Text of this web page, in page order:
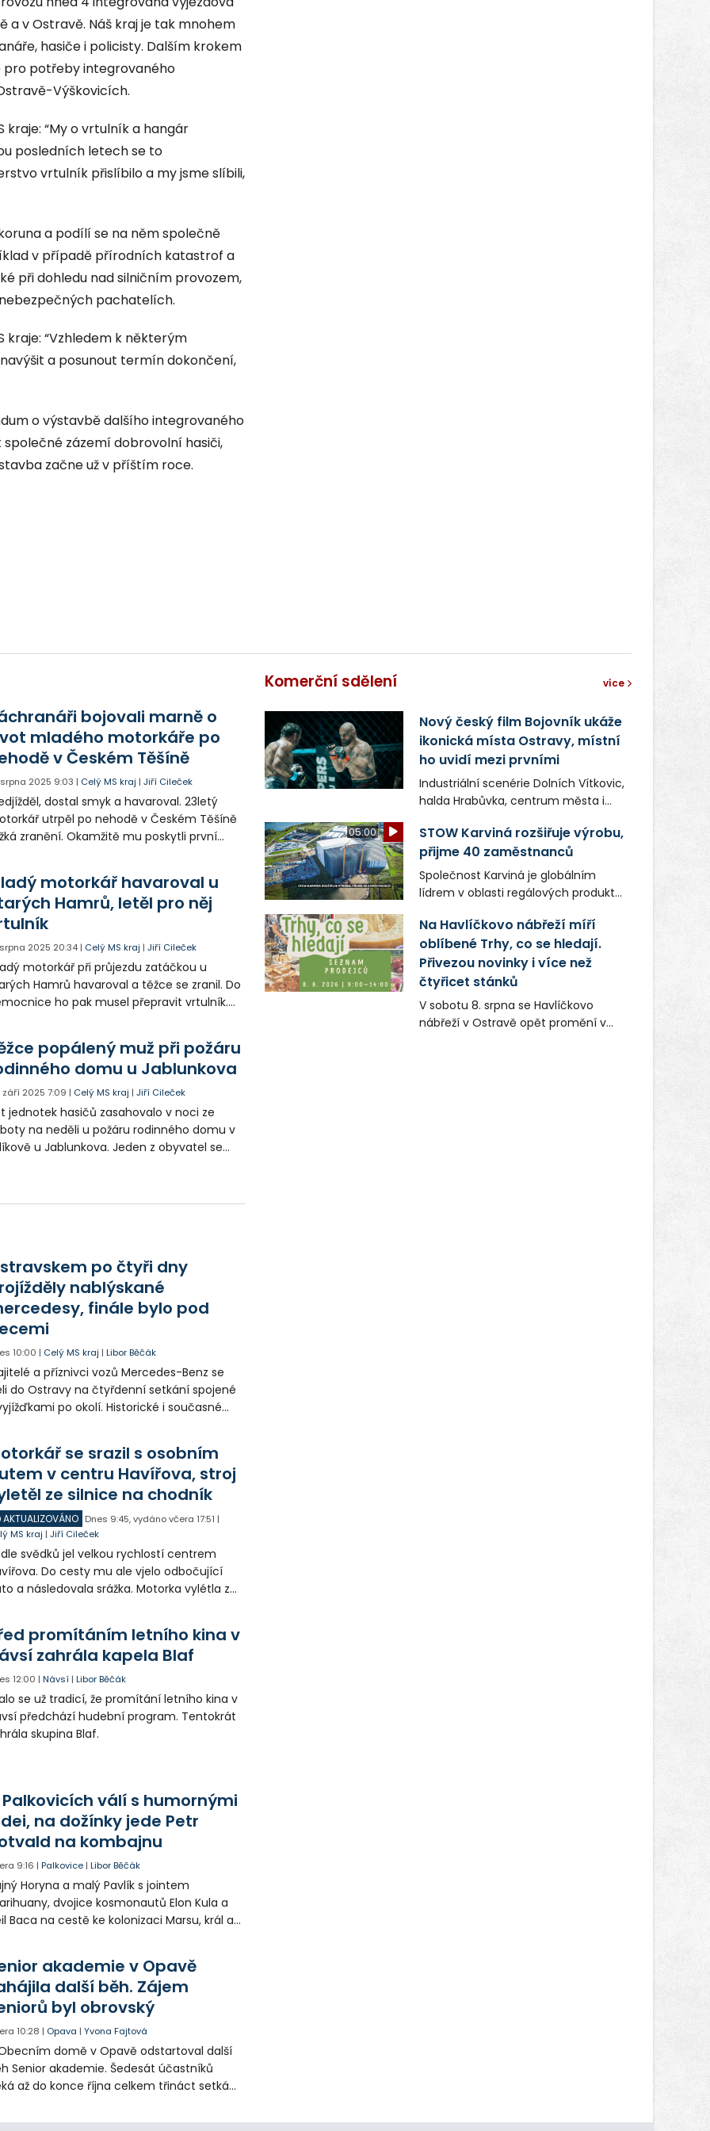
a v Ostravě. Náš kraj je tak mnohem
hasiče i policisty. Dalším krokem
pro potřeby integrovaného
Výškovicích.
kraje: “My o vrtulník a hangár
posledních letech se to
vrtulník přislíbilo a my jsme slíbili,
a podílí se na něm společně
v případě přírodních katastrof a
při dohledu nad silničním provozem,
pachatelích.
kraje: “Vzhledem k některým
a posunout termín dokončení,
o výstavbě dalšího integrovaného
zázemí dobrovolní hasiči,
začne už v příštím roce.
bojovali marně o
mladého motorkáře po
v Českém Těšíně
srpna 2025 9:03 | Celý MS kraj |Jiří Cileček
dostal smyk a havaroval. 23letý
utrpěl po nehodě v Českém Těšíně
zranění. Okamžitě mu poskytli první
místě zemřel.motorkář havaroval u
Hamrů, letěl pro něj
srpna 2025 20:34 | Celý MS kraj |Jiří Cileček
motorkář při průjezdu zatáčkou u
Hamrů havaroval a těžce se zranil. Do
ho pak musel přepravit vrtulník.
popálený muž při požáru
domu u Jablunkova
září 2025 7:09 | Celý MS kraj |Jiří Cileček
jednotek hasičů zasahovalo v noci ze
na neděli u požáru rodinného domu v
u Jablunkova. Jeden z obyvatel se
po čtyři dny
nablýskané
finále bylo pod
10:00 | Celý MS kraj |Libor Běčák
a příznivci vozů Mercedes-Benz se
do Ostravy na čtyřdenní setkání spojené
po okolí. Historické i současné
se srazil s osobním
v centru Havířova, stroj
ze silnice na chodník
AKTUALIZOVÁNO Dnes 9:45,vydáno včera 17:51 |
MS kraj |Jiří Cileček
svědků jel velkou rychlostí centrem
Do cesty mu ale vjelo odbočující
a následovala srážka. Motorka vylétla ze
Motorkář utrpěl velmi vážná
a byl letecky přepraven do
promítáním letního kina v
zahrála kapela Blaf
12:00 |Návsí |Libor Běčák
se už tradicí, že promítání letního kina v
předchází hudební program. Tentokrát
skupina Blaf.
Palkovicích válí s humornými
na dožínky jede Petr
na kombajnu
9:16 |Palkovice |Libor Běčák
Horyna a malý Pavlík s jointem
dvojice kosmonautů Elon Kula a
Baca na cestě ke kolonizaci Marsu, král a
a místostarosta David Kula.
akademie v Opavě
další běh. Zájem
byl obrovský
10:28 | Opava |Yvona Fajtová
domě v Opavě odstartoval další
Senior akademie. Šedesát účastníků
až do konce října celkem třináct setkání
Na závěr převezmou úspěšní
Komerční sdělení více
Nový český film Bojovník ukáže
ikonická místa Ostravy, místní
ho uvidí mezi prvními
Industriální scenérie Dolních Vítkovic,
halda Hrabůvka, centrum města i
v novém filmu Bojovník, který vstoupí
do kin už 13. srpna. Režiséři Vojtěch
Frič a Tomáš Dianiška si
moravskoslezskou metropoli
nevybrali náhodou – její syrová
atmosféra se stala přirozenou
součástí příběhu bývalého
boxerského šampiona Hoffa (Milan
Ondrík), jenž se po letech vrací do
světa vrcholových zápasů, tentokrát
v MMA.
05:00
STOW Karviná rozšiřuje výrobu,
přijme 40 zaměstnanců
Společnost Karviná je globálním
lídrem v oblasti regálových produktů
zaměstnavatelem na Karvinsku a
firmou s obrovským potenciálem.
Na Havlíčkovo nábřeží míří
oblíbené Trhy, co se hledají.
Přivezou novinky i více než
čtyřicet stánků
V sobotu 8. srpna se Havlíčkovo
nábřeží v Ostravě opět promění v